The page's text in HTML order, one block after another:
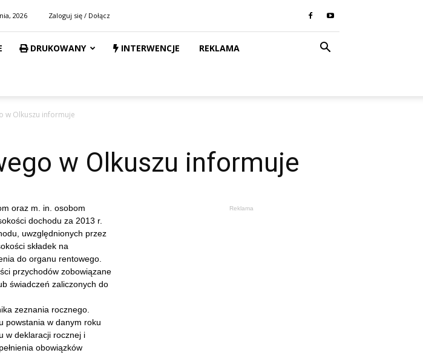
2026 Zaloguj się / Dołącz
DRUKOWANY INTERWENCJE REKLAMA
w Olkuszu informuje
w Olkuszu informuje
oraz m. in. osobom
dochodu za 2013 r.
uwzględnionych przez
składek na
do organu rentowego.
przychodów zobowiązane
świadczeń zaliczonych do
zeznania rocznego.
powstania w danym roku
w deklaracji rocznej i
obowiązków
Reklama